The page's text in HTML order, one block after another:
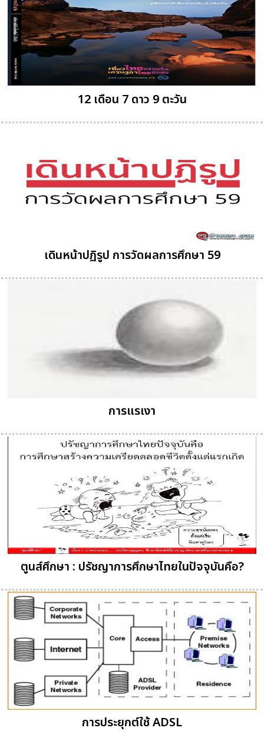
12 เดือน 7 ดาว 9 ตะวัน
เดินหน้าปฏิรูป การวัดผลการศึกษา 59
การแรเงา
ตูนส์ศึกษา : ปรัชญาการศึกษาไทยในปัจจุบันคือ?
การประยุกต์ใช้ ADSL